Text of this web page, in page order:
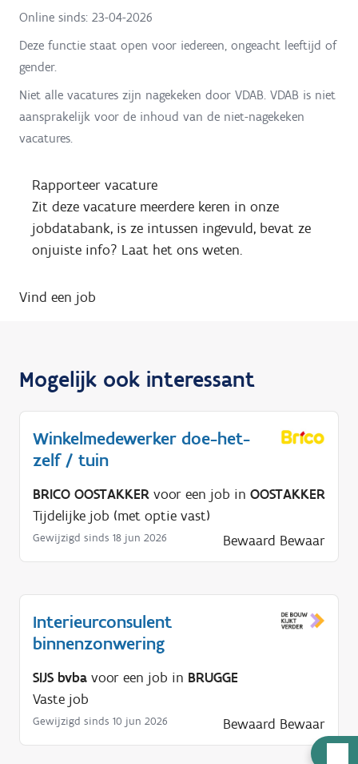
Online sinds: 23-04-2026
Deze functie staat open voor iedereen, ongeacht leeftijd of
gender.
Niet alle vacatures zijn nagekeken door VDAB. VDAB is niet
aansprakelijk voor de inhoud van de niet-nagekeken
vacatures.
Rapporteer vacature
Zit deze vacature meerdere keren in onze
jobdatabank, is ze intussen ingevuld, bevat ze
onjuiste info? Laat het ons weten.
Vind een job
Mogelijk ook interessant
Winkelmedewerker doe-het-
zelf / tuin
BRICO OOSTAKKER voor een job in OOSTAKKER
Tijdelijke job (met optie vast)
Gewijzigd sinds 18 jun 2026 Bewaard Bewaar
Interieurconsulent
binnenzonwering
SIJS bvba voor een job in BRUGGE
Vaste job
Gewijzigd sinds 10 jun 2026 Bewaard Bewaar